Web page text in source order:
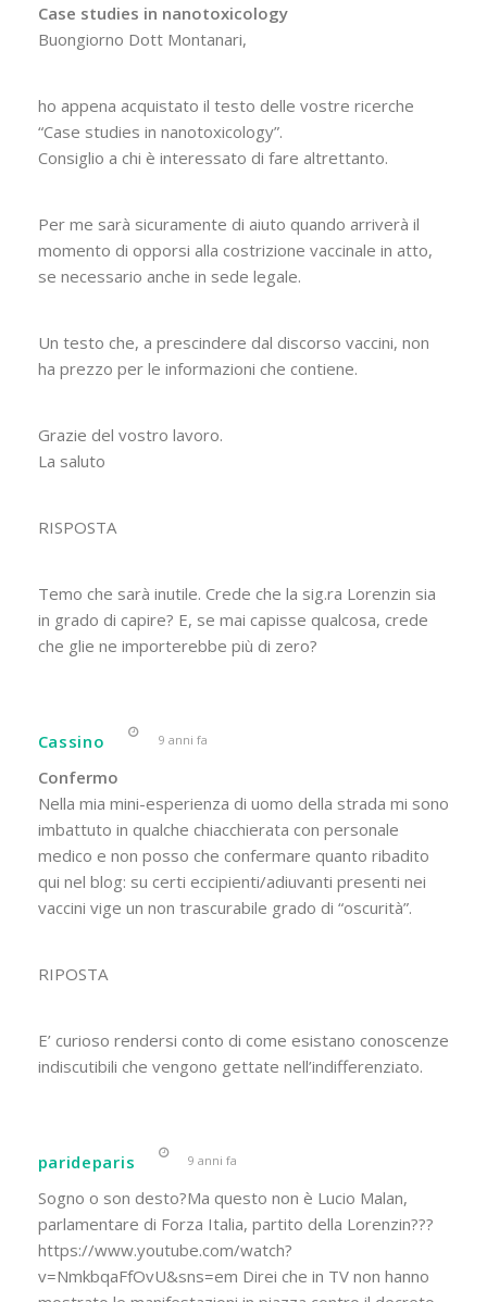
Case studies in nanotoxicology
Buongiorno Dott Montanari,
ho appena acquistato il testo delle vostre ricerche
“Case studies in nanotoxicology”.
Consiglio a chi è interessato di fare altrettanto.
Per me sarà sicuramente di aiuto quando arriverà il
momento di opporsi alla costrizione vaccinale in atto,
se necessario anche in sede legale.
Un testo che, a prescindere dal discorso vaccini, non
ha prezzo per le informazioni che contiene.
Grazie del vostro lavoro.
La saluto
RISPOSTA
Temo che sarà inutile. Crede che la sig.ra Lorenzin sia
in grado di capire? E, se mai capisse qualcosa, crede
che glie ne importerebbe più di zero?
Cassino 9 anni fa
Confermo
Nella mia mini-esperienza di uomo della strada mi sono
imbattuto in qualche chiacchierata con personale
medico e non posso che confermare quanto ribadito
qui nel blog: su certi eccipienti/adiuvanti presenti nei
vaccini vige un non trascurabile grado di “oscurità”.
RIPOSTA
E’ curioso rendersi conto di come esistano conoscenze
indiscutibili che vengono gettate nell’indifferenziato.
parideparis 9 anni fa
Sogno o son desto?Ma questo non è Lucio Malan,
parlamentare di Forza Italia, partito della Lorenzin???
https://www.youtube.com/watch?
v=NmkbqaFfOvU&sns=em Direi che in TV non hanno